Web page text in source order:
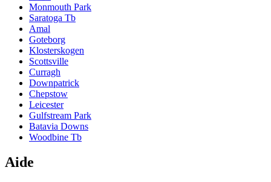
Monmouth Park
Saratoga Tb
Amal
Goteborg
Klosterskogen
Scottsville
Curragh
Downpatrick
Chepstow
Leicester
Gulfstream Park
Batavia Downs
Woodbine Tb
Aide